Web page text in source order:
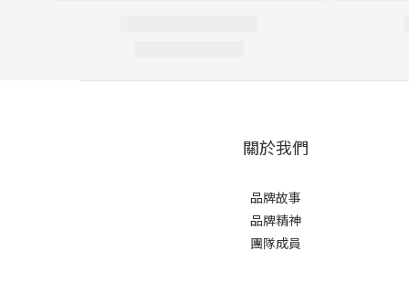
關於我們
品牌故事
品牌精神
團隊成員